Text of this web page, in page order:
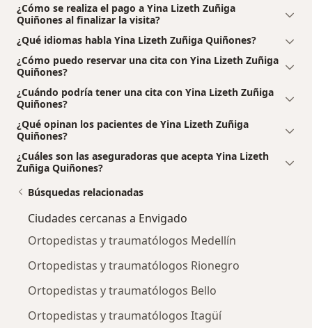
¿Cómo se realiza el pago a Yina Lizeth Zuñiga
Quiñones al finalizar la visita?
¿Qué idiomas habla Yina Lizeth Zuñiga Quiñones?
¿Cómo puedo reservar una cita con Yina Lizeth Zuñiga
Quiñones?
¿Cuándo podría tener una cita con Yina Lizeth Zuñiga
Quiñones?
¿Qué opinan los pacientes de Yina Lizeth Zuñiga
Quiñones?
¿Cuáles son las aseguradoras que acepta Yina Lizeth
Zuñiga Quiñones?
Búsquedas relacionadas
Ciudades cercanas a Envigado
Ortopedistas y traumatólogos Medellín
Ortopedistas y traumatólogos Rionegro
Ortopedistas y traumatólogos Bello
Ortopedistas y traumatólogos Itagüí